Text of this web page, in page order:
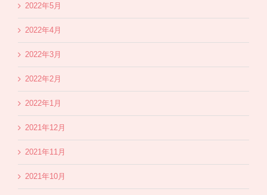
2022年5月
2022年4月
2022年3月
2022年2月
2022年1月
2021年12月
2021年11月
2021年10月